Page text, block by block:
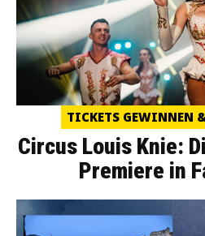
TICKETS GEWINNEN
Circus Louis Knie:
Premiere in